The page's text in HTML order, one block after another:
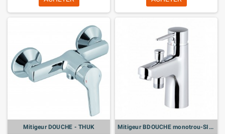
Mitigeur DOUCHE - THUK Mitigeur BDOUCHE monotrou-SINTRA